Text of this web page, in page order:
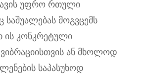
უფრო რთული
მოგვცემს
კონკრეტული
ან მხოლოდ
საპასუხოდ